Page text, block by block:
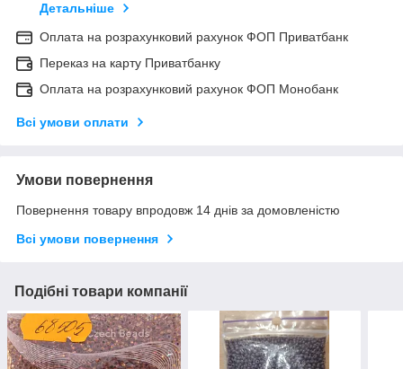
Детальніше
Оплата на розрахунковий рахунок ФОП Приватбанк
Переказ на карту Приватбанку
Оплата на розрахунковий рахунок ФОП Монобанк
Всі умови оплати
Умови повернення
Повернення товару впродовж 14 днів за домовленістю
Всі умови повернення
Подібні товари компанії